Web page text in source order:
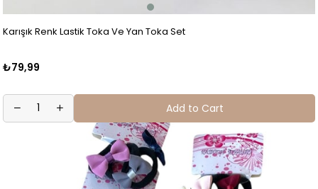
Karışık Renk Lastik Toka Ve Yan Toka Set
₺79,99
Add to Cart